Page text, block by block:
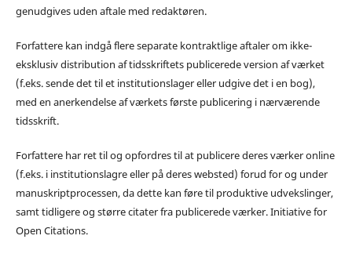
genudgives uden aftale med redaktøren.
Forfattere kan indgå flere separate kontraktlige aftaler om ikke-
eksklusiv distribution af tidsskriftets publicerede version af værket
(f.eks. sende det til et institutionslager eller udgive det i en bog),
med en anerkendelse af værkets første publicering i nærværende
tidsskrift.
Forfattere har ret til og opfordres til at publicere deres værker online
(f.eks. i institutionslagre eller på deres websted) forud for og under
manuskriptprocessen, da dette kan føre til produktive udvekslinger,
samt tidligere og større citater fra publicerede værker. Initiative for
Open Citations.